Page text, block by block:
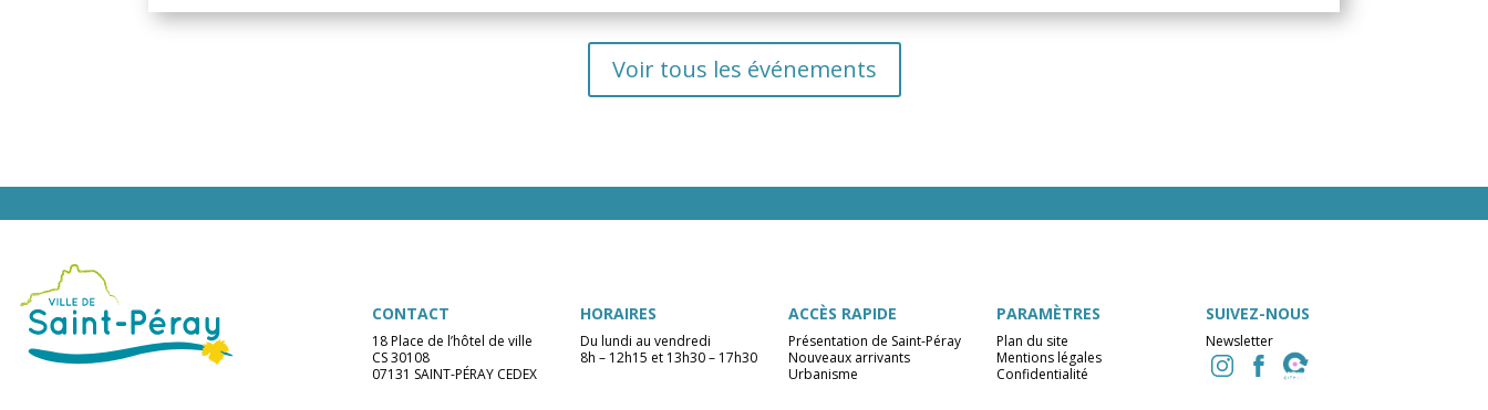
Voir tous les événements
CONTACT
18 Place de l’hôtel de ville
CS 30108
07131 SAINT-PÉRAY CEDEX
HORAIRES
Du lundi au vendredi
8h – 12h15 et 13h30 – 17h30
ACCÈS RAPIDE
Présentation de Saint-Péray
Nouveaux arrivants
Urbanisme
PARAMÈTRES
Plan du site
Mentions légales
Confidentialité
SUIVEZ-NOUS
Newsletter